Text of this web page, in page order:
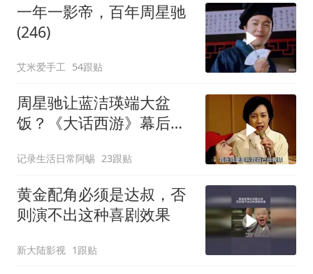
一年一影帝，百年周星驰
(246)
艾米爱手工 54跟贴
周星驰让蓝洁瑛端大盆
饭？《大话西游》幕后故
记录生活日常阿蜴 23跟贴
黄金配角必须是达叔，否
则演不出这种喜剧效果
新大陆影视 1跟贴